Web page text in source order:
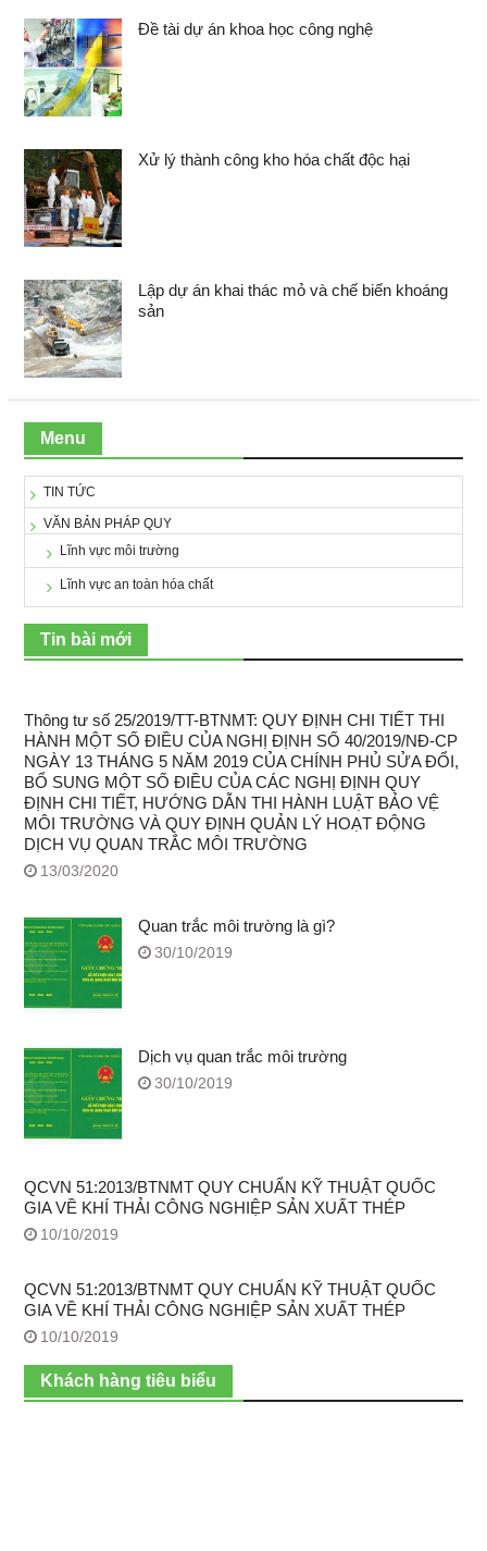
Đề tài dự án khoa học công nghệ
Xử lý thành công kho hóa chất độc hại
Lập dự án khai thác mỏ và chế biến khoáng
sản
Menu
TIN TỨC
VĂN BẢN PHÁP QUY
Lĩnh vực môi trường
Lĩnh vực an toàn hóa chất
Tin bài mới
Thông tư số 25/2019/TT-BTNMT: QUY ĐỊNH CHI TIẾT THI
HÀNH MỘT SỐ ĐIỀU CỦA NGHỊ ĐỊNH SỐ 40/2019/NĐ-CP
NGÀY 13 THÁNG 5 NĂM 2019 CỦA CHÍNH PHỦ SỬA ĐỔI,
BỔ SUNG MỘT SỐ ĐIỀU CỦA CÁC NGHỊ ĐỊNH QUY
ĐỊNH CHI TIẾT, HƯỚNG DẪN THI HÀNH LUẬT BẢO VỆ
MÔI TRƯỜNG VÀ QUY ĐỊNH QUẢN LÝ HOẠT ĐỘNG
DỊCH VỤ QUAN TRẮC MÔI TRƯỜNG
13/03/2020
Quan trắc môi trường là gì?
30/10/2019
Dịch vụ quan trắc môi trường
30/10/2019
QCVN 51:2013/BTNMT QUY CHUẨN KỸ THUẬT QUỐC
GIA VỀ KHÍ THẢI CÔNG NGHIỆP SẢN XUẤT THÉP
10/10/2019
QCVN 51:2013/BTNMT QUY CHUẨN KỸ THUẬT QUỐC
GIA VỀ KHÍ THẢI CÔNG NGHIỆP SẢN XUẤT THÉP
10/10/2019
Khách hàng tiêu biểu